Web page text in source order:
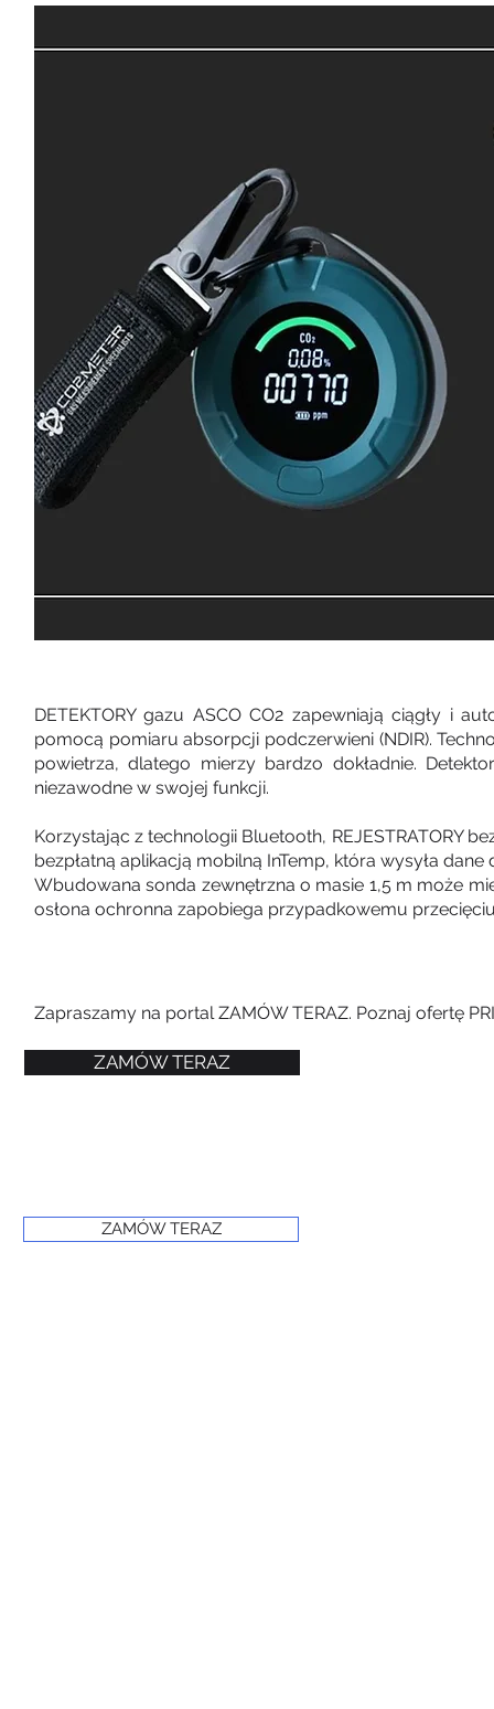
DETEKTORY gazu ASCO CO2 zapewniają ciągły i
pomocą pomiaru absorpcji podczerwieni (NDIR).
powietrza, dlatego mierzy bardzo dokładnie.
niezawodne w swojej funkcji.
Korzystając z technologii Bluetooth, REJESTRATORY
bezpłatną aplikacją mobilną InTemp, która wysyła
Wbudowana sonda zewnętrzna o masie 1,5 m może
osłona ochronna zapobiega przypadkowemu
Zapraszamy na portal ZAMÓW TERAZ. Poznaj ofertę
ZAMÓW TERAZ
ZAMÓW TERAZ